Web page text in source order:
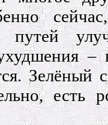
–
Зелёный
есть